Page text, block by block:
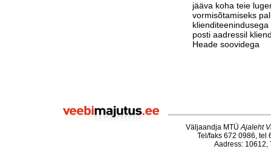
jääva koha teie
vormisõtamiseks
posti aadressil
Heade soovidega
Väljaandja MTÜAjaleht
Tel/faks 672 0986, tel
Aadress: 10612,